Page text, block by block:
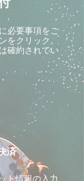
必要事項をご
をクリック。
確約されてい
済
ト情報の入力